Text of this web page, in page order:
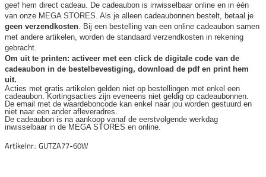
geef hem direct cadeau. De cadeaubon is inwisselbaar online en in één
van onze MEGA STORES. Als je alleen cadeaubonnen bestelt, betaal je
geen verzendkosten. Bij een bestelling van een online cadeaubon samen
met andere artikelen, worden de standaard verzendkosten in rekening
gebracht.
Om uit te printen: activeer met een click de digitale code van de
cadeaubon in de bestelbevestiging, download de pdf en print hem
uit.
Acties met gratis artikelen gelden niet op bestellingen met enkel een
cadeaubon. Kortingsacties zijn eveneens niet geldig op cadeaubonnen.
De email met de waardeboncode kan enkel naar jou worden gestuurd en
niet naar een ander afleveradres.
De cadeaubon is na aankoop vanaf de eerstvolgende werkdag
inwisselbaar in de MEGA STORES en online.
Artikelnr.: GUTZA77-60W